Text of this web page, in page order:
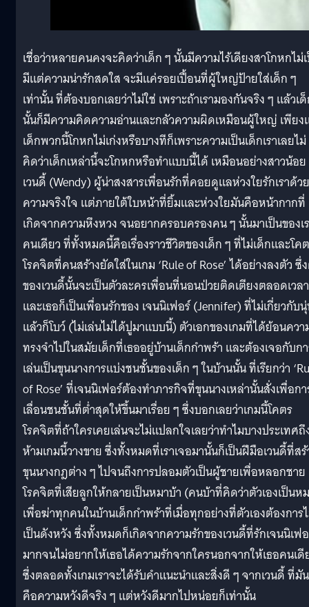
เชื่อว่าหลายคนคงจะคิดว่าเด็ก ๆ นั้นมีความไร้เดียงสาโกหกไม่
มีแต่ความน่ารักสดใส จะมีแค่รอยเปื้อนที่ผู้ใหญ่ป้ายใส่เด็ก ๆ
เท่านั้น ที่ต้องบอกเลยว่าไม่ใช่ เพราะถ้าเรามองกันจริง ๆ แล้วเ
นั้นก็มีความคิดความอ่านและกลัวความผิดเหมือนผู้ใหญ่ เพีย
เด็กพวกนี้โกหกไม่เก่งหรือบางทีก็เพราะความเป็นเด็กเราเลยไม่
คิดว่าเด็กเหล่านี้จะโกหกหรือทำแบบนี้ได้ เหมือนอย่างสาวน้อย
เวนดี้ (Wendy) ผู้น่าสงสารเพื่อนรักที่คอยดูแลห่วงใยรักเราด้วย
ความจริงใจ แต่ภายใต้ใบหน้าที่ยิ้มและห่วงใยมันคือหน้ากากที่
เกิดจากความหึงหวง จนอยากครอบครองคน ๆ นั้นมาเป็นของเ
คนเดียว ที่ทั้งหมดนี้คือเรื่องราวชีวิตของเด็ก ๆ ที่ไม่เด็กและโค
โรคจิตที่คนสร้างยัดใส่ในเกม ‘Rule of Rose’ ได้อย่างลงตัว ซึ่
ของเวนดี้นั้นจะเป็นตัวละครเพื่อนที่นอนป่วยติดเตียงตลอดเวลา
และเธอก็เป็นเพื่อนรักของ เจนนิเฟอร์ (Jennifer) ที่ไม่เกี่ยวกับ
แล้วก็โบว์ (ไม่เล่นไม่ได้ปูมาแบบนี้) ตัวเอกของเกมที่ได้ย้อนควา
ทรงจำไปในสมัยเด็กที่เธออยู่บ้านเด็กกำพร้า และต้องเจอกับก
เล่นเป็นขุนนางการแบ่งชนชั้นของเด็ก ๆ ในบ้านนั้น ที่เรียกว่า
of Rose’ ที่เจนนิเฟอร์ต้องทำภารกิจที่ขุนนางเหล่านั้นสั่งเพื่อก
เลื่อนชนชั้นที่ต่ำสุดให้ขึ้นมาเรื่อย ๆ ซึ่งบอกเลยว่าเกมนี้โคตร
โรคจิตที่ถ้าใครเคยเล่นจะไม่แปลกใจเลยว่าทำไมบางประเทศถึ
ห้ามเกมนี้วางขาย ซึ่งทั้งหมดที่เราเจอมานั้นก็เป็นฝีมือเวนดี้ที่ส
ขุนนางกฎต่าง ๆ ไปจนถึงการปลอมตัวเป็นผู้ชายเพื่อหลอกชาย
โรคจิตที่เสียลูกให้กลายเป็นหมาบ้า (คนบ้าที่คิดว่าตัวเองเป็นห
เพื่อฆ่าทุกคนในบ้านเด็กกำพร้าที่เมื่อทุกอย่างที่ตัวเองต้องการ
เป็นดังหวัง ซึ่งทั้งหมดก็เกิดจากความรักของเวนดี้ที่รักเจนนิเฟ
มากจนไม่อยากให้เธอได้ความรักจากใครนอกจากให้เธอคนเดี
ซึ่งตลอดทั้งเกมเราจะได้รับคำแนะนำและสิ่งดี ๆ จากเวนดี้ ที่มัน
คือความหวังดีจริง ๆ แต่หวังดีมากไปหน่อยก็เท่านั้น